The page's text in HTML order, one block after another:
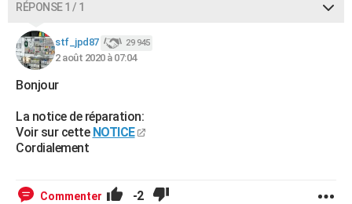
RÉPONSE 1 / 1
stf_jpd87 29 945
2 août 2020 à 07:04
Bonjour
La notice de réparation:
Voir sur cette NOTICE
Cordialement
Commenter -2